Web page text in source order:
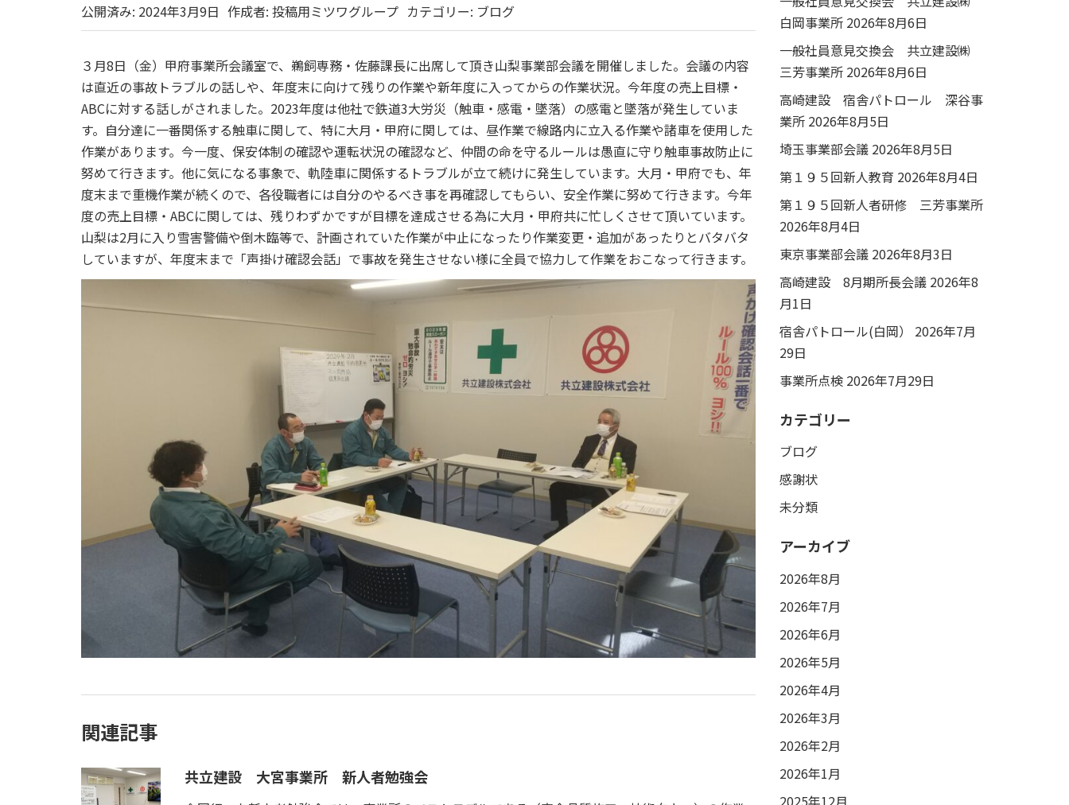
公開済み: 2024年3月9日 作成者: 投稿用ミツワグループ カテゴリー: ブログ
３月8日（金）甲府事業所会議室で、鵜飼専務・佐藤課長に出席して頂き山梨事業部会議を開催しました。会議の内容
は直近の事故トラブルの話しや、年度末に向けて残りの作業や新年度に入ってからの作業状況。今年度の売上目標・
ABCに対する話しがされました。2023年度は他社で鉄道3大労災（触車・感電・墜落）の感電と墜落が発生していま
す。自分達に一番関係する触車に関して、特に大月・甲府に関しては、昼作業で線路内に立入る作業や諸車を使用した
作業があります。今一度、保安体制の確認や運転状況の確認など、仲間の命を守るルールは愚直に守り触車事故防止に
努めて行きます。他に気になる事象で、軌陸車に関係するトラブルが立て続けに発生しています。大月・甲府でも、年
度末まで重機作業が続くので、各役職者には自分のやるべき事を再確認してもらい、安全作業に努めて行きます。今年
度の売上目標・ABCに関しては、残りわずかですが目標を達成させる為に大月・甲府共に忙しくさせて頂いています。
山梨は2月に入り雪害警備や倒木臨等で、計画されていた作業が中止になったり作業変更・追加があったりとバタバタ
していますが、年度末まで「声掛け確認会話」で事故を発生させない様に全員で協力して作業をおこなって行きます。
関連記事
共立建設 大宮事業所 新人者勉強会
白岡事業所 2026年8月6日
一般社員意見交換会 共立建設㈱
三芳事業所 2026年8月6日
高崎建設 宿舎パトロール 深谷事
業所 2026年8月5日
埼玉事業部会議 2026年8月5日
第１９５回新人教育 2026年8月4日
第１９５回新人者研修 三芳事業所
2026年8月4日
東京事業部会議 2026年8月3日
高崎建設 8月期所長会議 2026年8
月1日
宿舎パトロール(白岡）
2026年7月
29日
事業所点検 2026年7月29日
カテゴリー
ブログ
感謝状
未分類
アーカイブ
2026年8月
2026年7月
2026年6月
2026年5月
2026年4月
2026年3月
2026年2月
2026年1月
2025年12月